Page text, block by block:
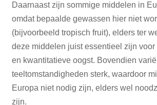
Daarnaast zijn sommige middelen in
omdat bepaalde gewassen hier niet
(bijvoorbeeld tropisch fruit), elders ter
deze middelen juist essentieel zijn
en kwantitatieve oogst. Bovendien
teeltomstandigheden sterk, waardoor
Europa niet nodig zijn, elders wel
zijn.